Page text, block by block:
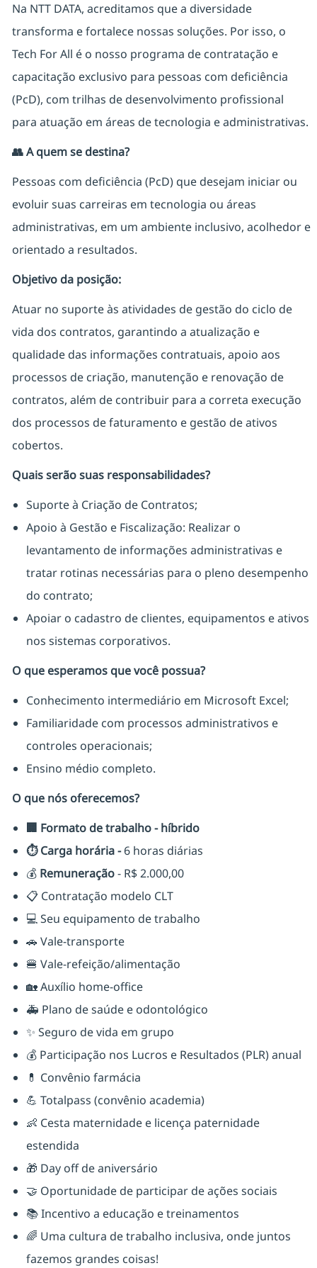
Na NTT DATA, acreditamos que a diversidade
transforma e fortalece nossas soluções. Por isso, o
Tech For All é o nosso programa de contratação e
capacitação exclusivo para pessoas com deficiência
(PcD), com trilhas de desenvolvimento profissional
para atuação em áreas de tecnologia e administrativas.
👥A quem se destina?
Pessoas com deficiência (PcD) que desejam iniciar ou
evoluir suas carreiras em tecnologia ou áreas
administrativas, em um ambiente inclusivo, acolhedor e
orientado a resultados.
Objetivo da posição:
Atuar no suporte às atividades de gestão do ciclo de
vida dos contratos, garantindo a atualização e
qualidade das informações contratuais, apoio aos
processos de criação, manutenção e renovação de
contratos, além de contribuir para a correta execução
dos processos de faturamento e gestão de ativos
cobertos.
Quais serão suas responsabilidades?
Suporte à Criação de Contratos;
Apoio à Gestão e Fiscalização: Realizar o
levantamento de informações administrativas e
tratar rotinas necessárias para o pleno desempenho
do contrato;
Apoiar o cadastro de clientes, equipamentos e ativos
nos sistemas corporativos.
O que esperamos que você possua?
Conhecimento intermediário em Microsoft Excel;
Familiaridade com processos administrativos e
controles operacionais;
Ensino médio completo.
O que nós oferecemos?
🏢 Formato de trabalho - híbrido
⏱️Carga horária -6 horas diárias
💰Remuneração- R$ 2.000,00
📋 Contratação modelo CLT
💻 Seu equipamento de trabalho
🚗 Vale-transporte
🍔 Vale-refeição/alimentação
🏡 Auxílio home-office
🚑 Plano de saúde e odontológico
✨ Seguro de vida em grupo
💰 Participação nos Lucros e Resultados (PLR) anual
💊 Convênio farmácia
💪 Totalpass (convênio academia)
👶 Cesta maternidade e licença paternidade
estendida
🎁 Day off de aniversário
🤝 Oportunidade de participar de ações sociais
📚 Incentivo a educação e treinamentos
🌈 Uma cultura de trabalho inclusiva, onde juntos
fazemos grandes coisas!